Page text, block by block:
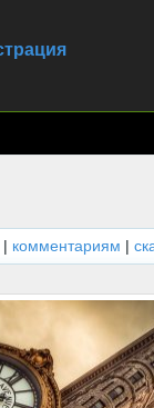
| комментариям |